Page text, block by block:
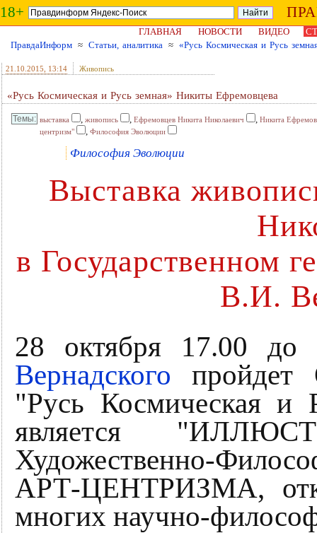
18+
ГЛАВНАЯ НОВОСТИ ВИДЕО
ПравдаИнформ ≈ Статьи, аналитика ≈ «Русь Космическая и Русь
21.10.2015 , 13:14 Живопись
«Русь Космическая и Русь земная» Никиты Ефремовцева
выставка , живопись , Ефремовцев Никита Николаевич , Никита
центризм"
, Философия Эволюции
Философия Эволюции
Выставка
в Государственном
В.И.
28 октября 17.00
Вернадского пройдет
"Русь Космическая и
является
Художественно-
АРТ-ЦЕНТРИЗМА,
многих научно-